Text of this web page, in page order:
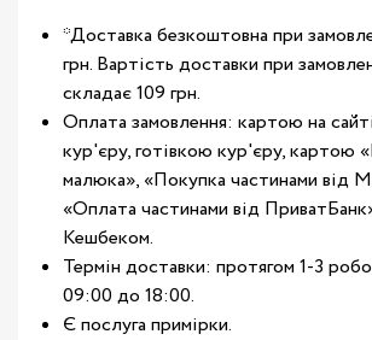
*Доставка безкоштовна при
грн. Вартість доставки при
складає 109 грн.
Оплата замовлення: картою на
кур'єру, готівкою кур'єру, картою
малюка», «Покупка частинами від
«Оплата частинами від
Кешбеком.
Термін доставки: протягом 1-3
09:00 до 18:00.
Є послуга примірки.